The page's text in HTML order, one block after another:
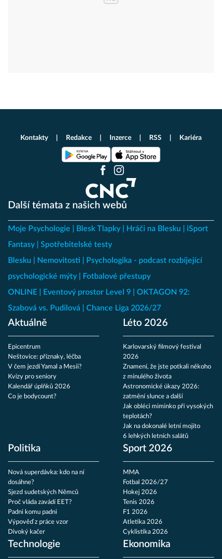
Další témata z našich webů
Moje Psychologie Blesk Tlapky Hráči na Blesku
iSport
Fantasy
Spotřebitelské testy
Blesku
Nemovitosti
Psychologika - podcast rozbíjející
psychologické mýty
Fotbalové přestupy
ONLINE
Eventový prostor Level 9
OKTAGON 92:
Szabová vs. Pudilová
Chance Liga 2026/27
Aktuálně
Epicentrum
Neštovice: příznaky, léčba
V čem jezdí Yamal a Mesii?
Kvízy pro seniory
Kalendář úplňků 2026
Co je bodycount?
Léto 2026
Karlovarský filmový festival
2026
Znamení, že jste potkali někoho
z minulého života
Astronomické úkazy 2026:
zatmění slunce a další
Jak obléci miminko při vysokých
teplotách?
Jak na dokonalé letní mojito
6 lehkých letních salátů
Politika
Nová superdávka: kdo na ní
dosáhne?
Sjezd sudetských Němců
Proč vláda zavádí EET?
Padni komu padni
Výpověď z práce vzor
Divoký kačer
Sport 2026
MMA
Fotbal 2026/27
Hokej 2026
Tenis 2026
F1 2026
Atletika 2026
Cyklistika 2026
Technologie Ekonomika
Kontakty Redakce Inzerce RSS Kariéra